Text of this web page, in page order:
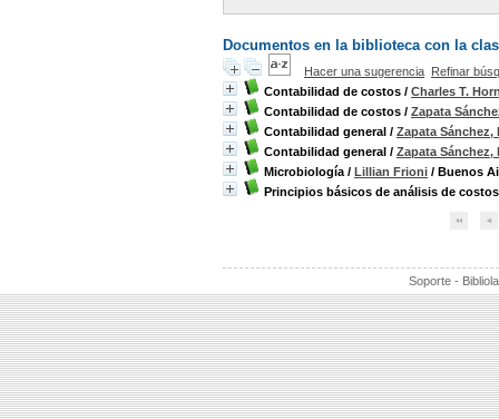
Documentos en la biblioteca con la
Hacer una sugerencia Refinar
Contabilidad de costos / Charles T.
Contabilidad de costos / Zapata
Contabilidad general / Zapata Sánchez,
Contabilidad general / Zapata Sánchez,
Microbiología / Lillian Frioni / Buenos
Principios básicos de análisis de costos
Soporte -